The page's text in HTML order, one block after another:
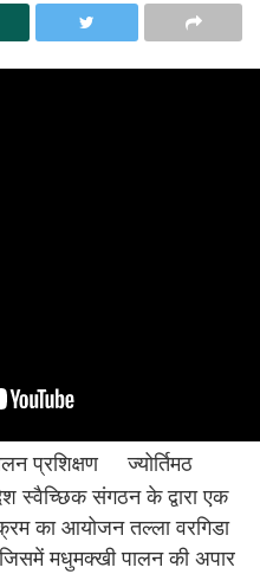
प्रशिक्षण
ज्योर्तिमठ
स्वैच्छिक संगठन के द्वारा एक
का आयोजन तल्ला वरगिडा
मधुमक्खी पालन की अपार